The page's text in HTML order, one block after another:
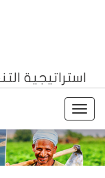
استراتيجية
Toggle